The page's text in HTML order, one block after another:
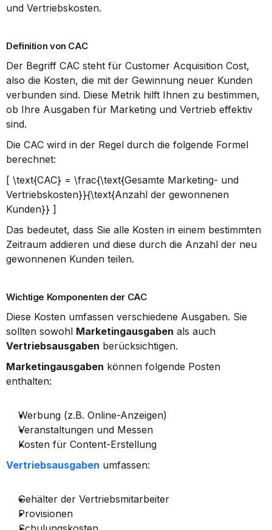
und Vertriebskosten.
Definition von CAC
Der Begriff CAC steht für Customer Acquisition Cost,
also die Kosten, die mit der Gewinnung neuer Kunden
verbunden sind. Diese Metrik hilft Ihnen zu bestimmen,
ob Ihre Ausgaben für Marketing und Vertrieb effektiv
sind.
Die CAC wird in der Regel durch die folgende Formel
berechnet:
[ \text{CAC} = \frac{\text{Gesamte Marketing- und
Vertriebskosten}}{\text{Anzahl der gewonnenen
Kunden}} ]
Das bedeutet, dass Sie alle Kosten in einem bestimmten
Zeitraum addieren und diese durch die Anzahl der neu
gewonnenen Kunden teilen.
Wichtige Komponenten der CAC
Diese Kosten umfassen verschiedene Ausgaben. Sie
sollten sowohl Marketingausgaben
Vertriebsausgaben berücksichtigen.
Marketingausgaben können folgende Posten
enthalten:
Werbung (z.B. Online-Anzeigen)
Veranstaltungen und Messen
Kosten für Content-Erstellung
Vertriebsausgaben umfassen:
Gehälter der Vertriebsmitarbeiter
Provisionen